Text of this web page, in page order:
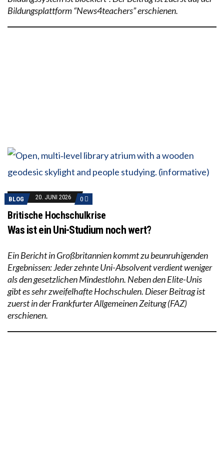
Bildungsplattform “News4teachers” erschienen.
BLOG 20. JUNI 2026 0
Britische Hochschulkrise
Was ist ein Uni-Studium noch wert?
Ein Bericht in Großbritannien kommt zu beunruhigenden
Ergebnissen: Jeder zehnte Uni-Absolvent verdient weniger
als den gesetzlichen Mindestlohn. Neben den Elite-Unis
gibt es sehr zweifelhafte Hochschulen. Dieser Beitrag ist
zuerst in der Frankfurter Allgemeinen Zeitung (FAZ)
erschienen.